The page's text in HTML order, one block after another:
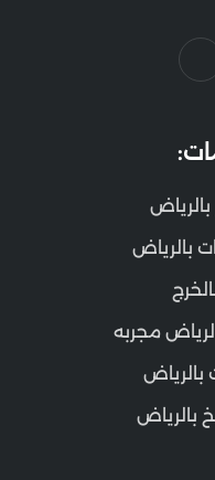
بالرياض
بالرياض
مجربه
بالرياض
بالرياض